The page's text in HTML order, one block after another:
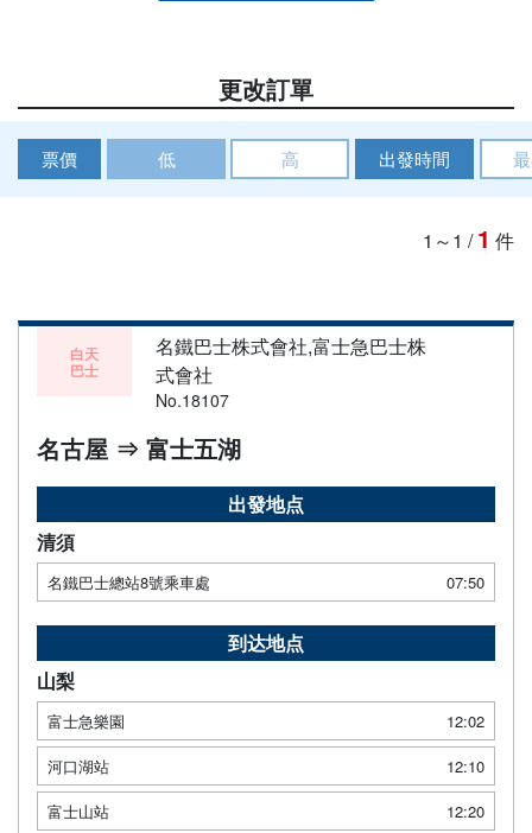
更改訂單
票價 低 高 出發時間
1～1 /1 件
白天
巴士
名鐵巴士株式會社,富士急巴士株
式會社
No.18107
名古屋 ⇒ 富士五湖
出發地点
清須
名鐵巴士總站8號乘車處 07:50
到达地点
山梨
富士急樂園
12:02
河口湖站
12:10
富士山站
12:20